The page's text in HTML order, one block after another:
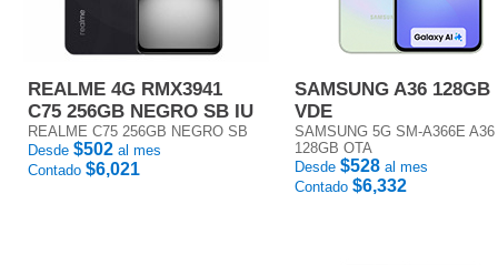
REALME 4G RMX3941
C75 256GB NEGRO SB IU
REALME C75 256GB NEGRO SB
Desde $502 al mes
Contado $6,021
SAMSUNG A36 128GB
VDE
SAMSUNG 5G SM-A366E A36
128GB OTA
Desde $528 al mes
Contado $6,332